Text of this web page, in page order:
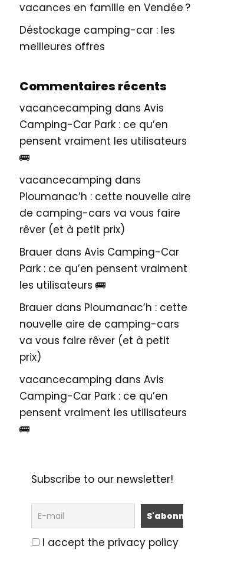
vacances en famille en Vendée ?
Déstockage camping-car : les
meilleures offres
Commentaires récents
vacancecamping dans Avis
Camping-Car Park : ce qu’en
pensent vraiment les utilisateurs
🚌
vacancecamping dans
Ploumanac’h : cette nouvelle aire
de camping-cars va vous faire
rêver (et à petit prix)
Brauer dans Avis Camping-Car
Park : ce qu’en pensent vraiment
les utilisateurs 🚌
Brauer dans Ploumanac’h : cette
nouvelle aire de camping-cars
va vous faire rêver (et à petit
prix)
vacancecamping dans Avis
Camping-Car Park : ce qu’en
pensent vraiment les utilisateurs
🚌
Subscribe to our newsletter!
I accept the privacy policy